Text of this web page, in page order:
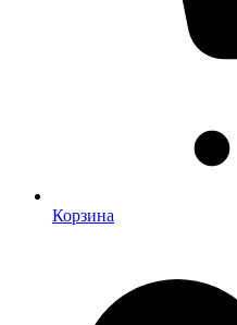
Корзина